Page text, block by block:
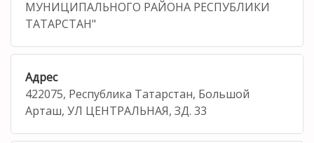
МУНИЦИПАЛЬНОГО РАЙОНА РЕСПУБЛИКИ
ТАТАРСТАН"
Адрес
422075, Республика Татарстан, Большой
Арташ, УЛ ЦЕНТРАЛЬНАЯ, ЗД. 33